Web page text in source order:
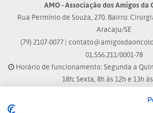
AMO - Associação dos Amigos da
Rua Permínio de Souza, 270. Bairro:
Aracaju/SE
(79) 2107-0077 |
01.556.211/0001-78
Horário de funcionamento: Segunda a
18h; Sexta, 8h às 12h e 13h
Site atualizado em: 04/08/2026